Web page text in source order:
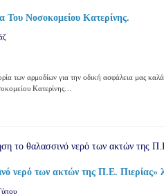
Του Νοσοκομείου Κατερίνης.
των αρμοδίων για την οδική ασφάλεια μας
Κατερίνης…
νερό των ακτών της Π.E. Πιερίας»